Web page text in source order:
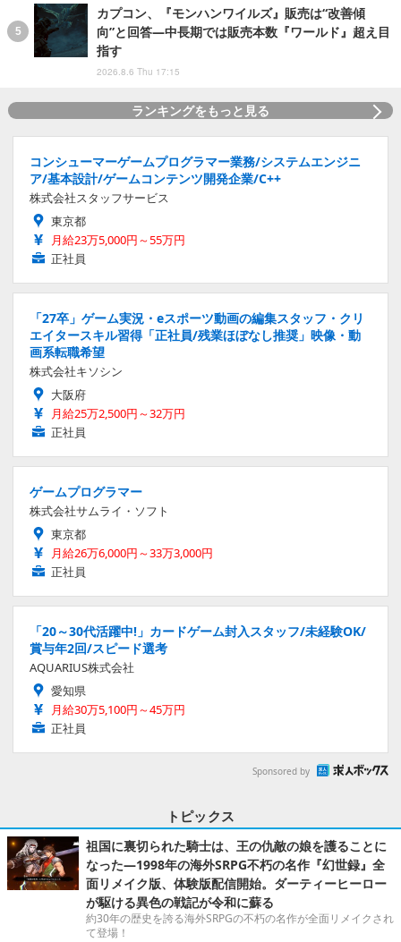
カプコン、『モンハンワイルズ』販売は“改善傾
向”と回答―中長期では販売本数『ワールド』超え目
指す
2026.8.6 Thu 17:15
ランキングをもっと見る
コンシューマーゲームプログラマー業務/システムエンジニ
ア/基本設計/ゲームコンテンツ開発企業/C++
株式会社スタッフサービス
東京都
月給23万5,000円～55万円
正社員
「27卒」ゲーム実況・eスポーツ動画の編集スタッフ・クリ
エイタースキル習得「正社員/残業ほぼなし推奨」映像・動
画系転職希望
株式会社キソシン
大阪府
月給25万2,500円～32万円
正社員
ゲームプログラマー
株式会社サムライ・ソフト
東京都
月給26万6,000円～33万3,000円
正社員
「20～30代活躍中!」カードゲーム封入スタッフ/未経験OK/
賞与年2回/スピード選考
AQUARIUS株式会社
愛知県
月給30万5,100円～45万円
正社員
Sponsored by
トピックス
祖国に裏切られた騎士は、王の仇敵の娘を護ることに
なった―1998年の海外SRPG不朽の名作『幻世録』全
面リメイク版、体験版配信開始。ダーティーヒーロー
が駆ける異色の戦記が令和に蘇る
約30年の歴史を誇る海外SRPGの不朽の名作が全面リメイクされ
て登場！